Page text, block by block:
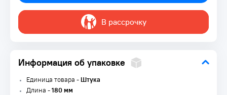
В рассрочку
Информация об упаковке
Единица товара -Штука
Длина -180 мм